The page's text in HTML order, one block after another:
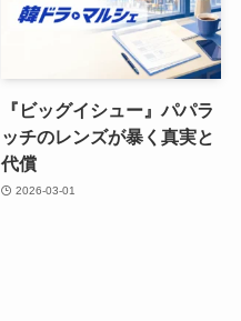
『ビッグイシュー』パパラ
ッチのレンズが暴く真実と
代償
2026-03-01